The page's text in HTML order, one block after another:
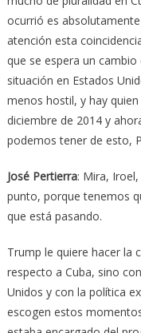
ocurrió es
atención esta
que se espera un
situación en Estados
menos hostil, y hay
diciembre de 2014 y
podemos tener de esto,
José Pertierra: Mira,
punto, porque tenemos
que está pasando.
Trump le quiere hacer la
respecto a Cuba, sino
Unidos y con la política
escogen estos